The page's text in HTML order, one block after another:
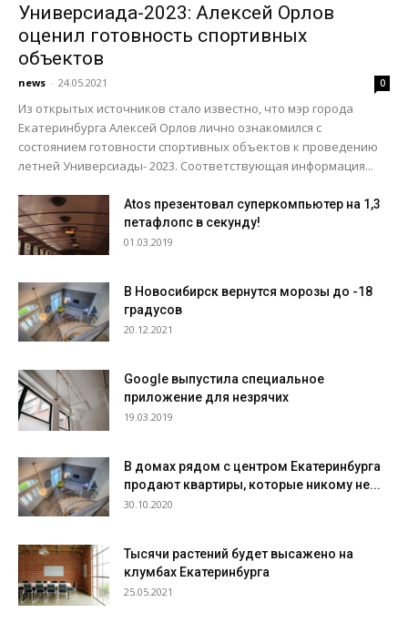
Универсиада-2023: Алексей Орлов
оценил готовность спортивных
объектов
news - 24.05.2021 0
Из открытых источников стало известно, что мэр города
Екатеринбурга Алексей Орлов лично ознакомился с
состоянием готовности спортивных объектов к проведению
летней Универсиады- 2023. Соответствующая информация...
Atos презентовал суперкомпьютер на 1,3
петафлопс в секунду!
01.03.2019
В Новосибирск вернутся морозы до -18
градусов
20.12.2021
Google выпустила специальное
приложение для незрячих
19.03.2019
В домах рядом с центром Екатеринбурга
продают квартиры, которые никому не...
30.10.2020
Тысячи растений будет высажено на
клумбах Екатеринбурга
25.05.2021